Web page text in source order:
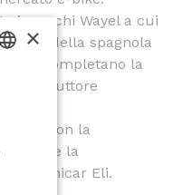
i marchi Wayel a cui
della spagnola
. Completano la
produttore
con la
e parte la
minicar Eli.
×